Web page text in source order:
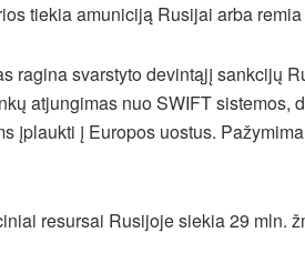
tiekia amuniciją Rusijai arba
ragina svarstyto devintąjį sankcijų
atjungimas nuo SWIFT sistemos,
įplaukti į Europos uostus.
resursai Rusijoje siekia 29 mln.